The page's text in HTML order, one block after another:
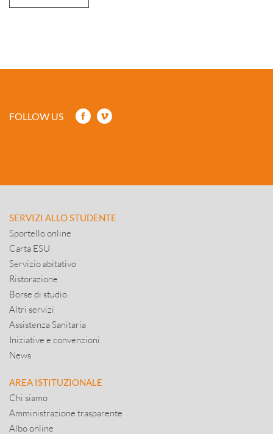
FOLLOW US
SERVIZI ALLO STUDENTE
Sportello online
Carta ESU
Servizio abitativo
Ristorazione
Borse di studio
Altri servizi
Assistenza Sanitaria
Iniziative e convenzioni
News
AREA ISTITUZIONALE
Chi siamo
Amministrazione trasparente
Albo online